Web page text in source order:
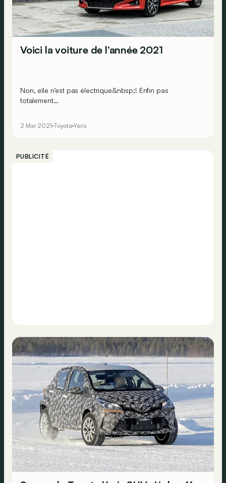
Voici la voiture de l’année 2021
Non, elle n’est pas électrique&nbsp;! Enfin pas
totalement…
2 Mar 2021 Toyota Yaris
PUBLICITÉ